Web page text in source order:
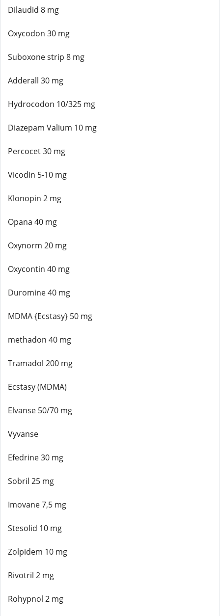
Dilaudid 8 mg
Oxycodon 30 mg
Suboxone strip 8 mg
Adderall 30 mg
Hydrocodon 10/325 mg
Diazepam Valium 10 mg
Percocet 30 mg
Vicodin 5-10 mg
Klonopin 2 mg
Opana 40 mg
Oxynorm 20 mg
Oxycontin 40 mg
Duromine 40 mg
MDMA {Ecstasy} 50 mg
methadon 40 mg
Tramadol 200 mg
Ecstasy (MDMA)
Elvanse 50/70 mg
Vyvanse
Efedrine 30 mg
Sobril 25 mg
Imovane 7,5 mg
Stesolid 10 mg
Zolpidem 10 mg
Rivotril 2 mg
Rohypnol 2 mg